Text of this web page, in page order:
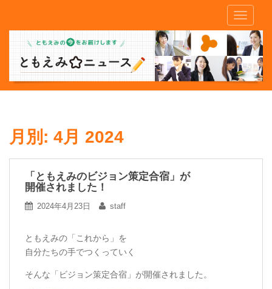
m
月別: 4月 2024
「ともえみのビジョン策定合宿」が
開催されました！
2024年4月23日 staff
ともえみの「これから」を
自分たちの手でつくっていく
そんな「ビジョン策定合宿」が開催されました。